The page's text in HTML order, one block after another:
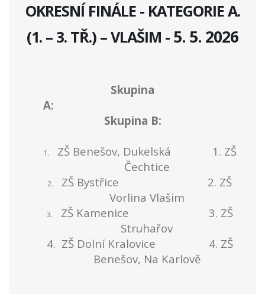
OKRESNÍ FINÁLE - KATEGORIEA.
(1. – 3. TŘ.) – VLAŠIM - 5. 5. 2026
Skupina
A:
Skupina B:
1.
ZŠ Benešov, Dukelská 1. ZŠ
Čechtice
2.
ZŠ Bystřice 2. ZŠ
Vorlina Vlašim
3.
ZŠ Kamenice 3. ZŠ
Struhařov
4. ZŠ Dolní Kralovice 4. ZŠ
Benešov, Na Karlově